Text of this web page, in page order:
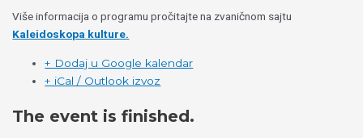
Više informacija o programu pročitajte na zvaničnom sajtu
Kaleidoskopa kulture.
+ Dodaj u Google kalendar
+ iCal / Outlook izvoz
The event is finished.